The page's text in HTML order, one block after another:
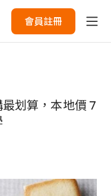
會員註冊
最划算，本地價 7